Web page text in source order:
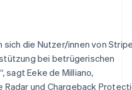
sich die Nutzer/innen von
bei betrügerischen
sagt Eeke de Milliano,
und Chargeback